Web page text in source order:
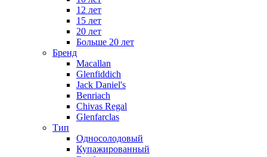
12 лет
15 лет
20 лет
Больше 20 лет
Бренд
Macallan
Glenfiddich
Jack Daniel's
Benriach
Chivas Regal
Glenfarclas
Тип
Односолодовый
Купажированный